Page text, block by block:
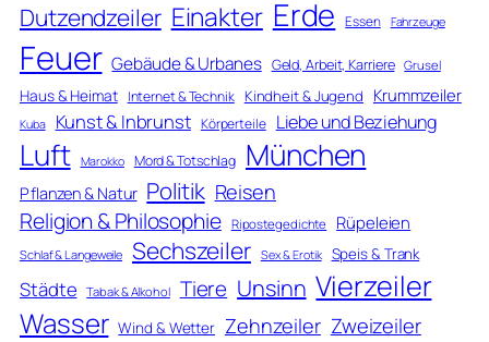
Dutzendzeiler Einakter Erde Essen Fahrzeuge
Feuer Gebäude & Urbanes Geld, Arbeit, Karriere Grusel
Haus & Heimat Internet & Technik Kindheit & Jugend Krummzeiler
Kuba Kunst & Inbrunst Körperteile Liebe und Beziehung
Luft Marokko Mord & Totschlag München
Pflanzen & Natur Politik Reisen
Religion & Philosophie Ripostegedichte Rüpeleien
Schlaf & Langeweile Sechszeiler Sex & Erotik Speis & Trank
Städte Tabak & Alkohol Tiere Unsinn Vierzeiler
Wasser Wind & Wetter Zehnzeiler Zweizeiler